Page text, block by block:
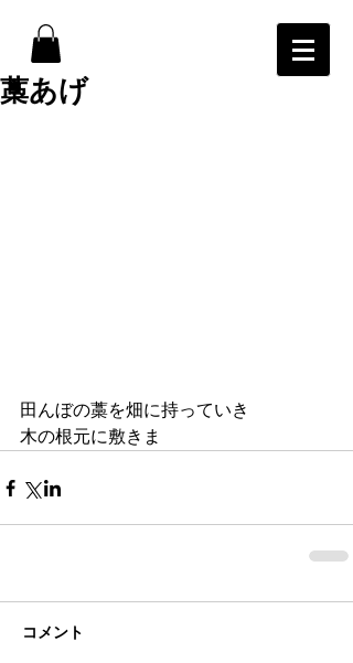
藁あげ
田んぼの藁を畑に持っていき
木の根元に敷きま
コメント